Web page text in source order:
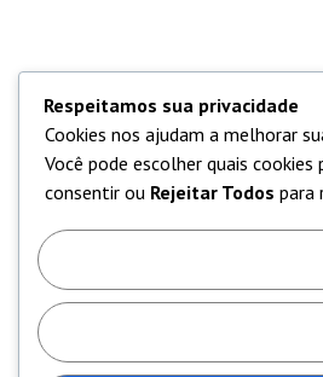
Respeitamos sua privacidade
Cookies nos ajudam a melhorar
Você pode escolher quais
consentir ou Rejeitar Todos para